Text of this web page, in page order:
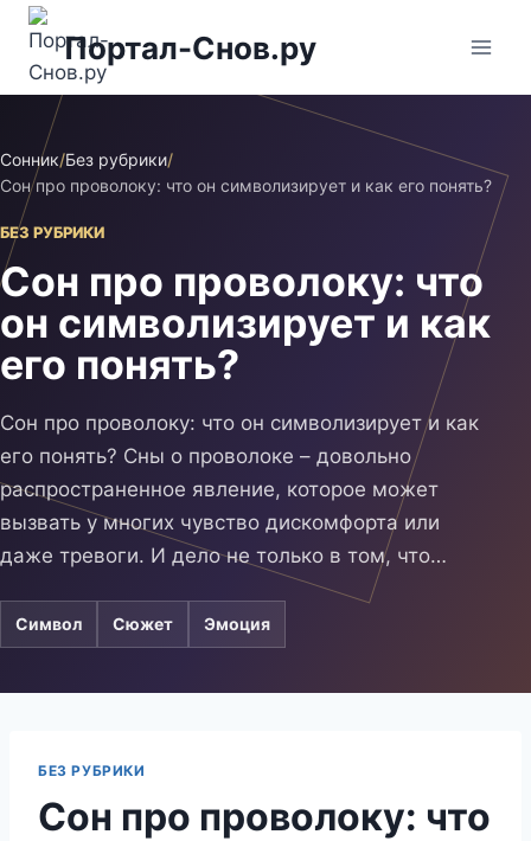
Перейти
содержимому
Портал-Снов.ру
Сонник/Без рубрики/
Сон про проволоку: что он символизирует и как его понять?
БЕЗ РУБРИКИ
Сон про проволоку: что
он символизирует и как
его понять?
Сон про проволоку: что он символизирует и как
его понять? Сны о проволоке – довольно
распространенное явление, которое может
вызвать у многих чувство дискомфорта или
даже тревоги. И дело не только в том, что…
Символ Сюжет Эмоция
БЕЗ РУБРИКИ
Сон про проволоку: что